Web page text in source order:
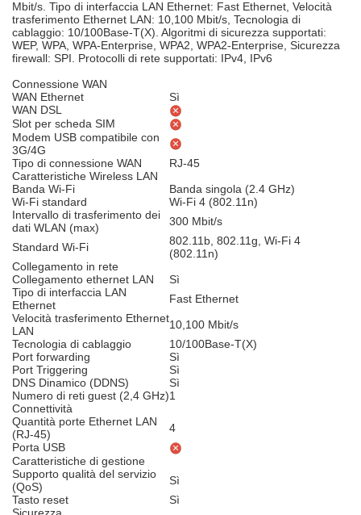
Mbit/s. Tipo di interfaccia LAN Ethernet: Fast Ethernet, Velocità
trasferimento Ethernet LAN: 10,100 Mbit/s, Tecnologia di
cablaggio: 10/100Base-T(X). Algoritmi di sicurezza supportati:
WEP, WPA, WPA-Enterprise, WPA2, WPA2-Enterprise, Sicurezza
firewall: SPI. Protocolli di rete supportati: IPv4, IPv6
Connessione WAN
WAN Ethernet
Sì
WAN DSL
Slot per scheda SIM
Modem USB compatibile con
3G/4G
Tipo di connessione WAN
RJ-45
Caratteristiche Wireless LAN
Banda Wi-Fi
Banda singola (2.4 GHz)
Wi-Fi standard
Wi-Fi 4 (802.11n)
Intervallo di trasferimento dei
dati WLAN (max)
300 Mbit/s
Standard Wi-Fi
802.11b, 802.11g, Wi-Fi 4
(802.11n)
Collegamento in rete
Collegamento ethernet LAN
Sì
Tipo di interfaccia LAN
Ethernet
Fast Ethernet
Velocità trasferimento Ethernet
LAN
10,100 Mbit/s
Tecnologia di cablaggio
10/100Base-T(X)
Port forwarding
Sì
Port Triggering
Sì
DNS Dinamico (DDNS)
Sì
Numero di reti guest (2,4 GHz)1
Connettività
Quantità porte Ethernet LAN
(RJ-45)
4
Porta USB
Caratteristiche di gestione
Supporto qualità del servizio
(QoS)
Sì
Tasto reset
Sì